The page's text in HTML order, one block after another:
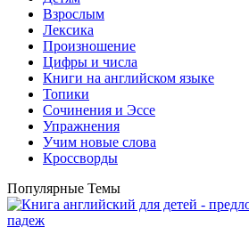
Взрослым
Лексика
Произношение
Цифры и числа
Книги на английском языке
Топики
Сочинения и Эссе
Упражнения
Учим новые слова
Кроссворды
Популярные Темы